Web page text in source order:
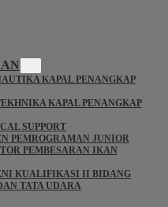
KAPAL PENANGKAP
KAPAL PENANGKAP
SUPPORT
PEMROGRAMAN JUNIOR
PEMBESARAN IKAN
KUALIFIKASI II BIDANG
TATA UDARA